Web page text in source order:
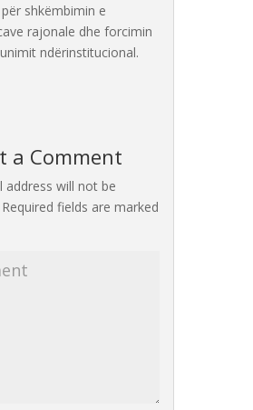
shkëmbimin e
rajonale dhe forcimin
ndërinstitucional.
a Comment
address will not be
Required fields are marked